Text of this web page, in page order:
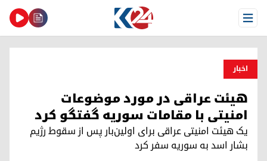
Open Menu
اخبار
هیئت عراقی در مورد موضوعات
امنیتی با مقامات سوریە گفتگو کرد
یک هیئت امنیتی عراقی برای اولین‌بار پس از سقوط رژیم
بشار اسد به سوریه سفر کرد